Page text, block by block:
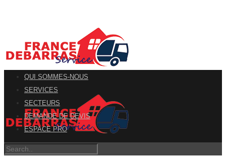
QUI SOMMES-NOUS
SERVICES
SECTEURS
DEMANDE DE DEVIS
ESPACE PRO